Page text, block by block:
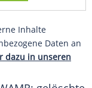
Inhalte
Daten an
dazu in unseren